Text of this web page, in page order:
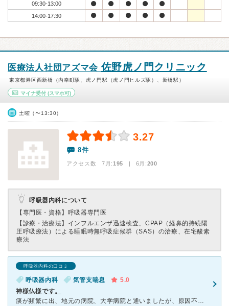
09:30-13:00
14:00-17:30
医療法人社団アズマ会佐野虎ノ門クリニック
東京都港区西新橋（内幸町駅、虎ノ門駅（虎ノ門ヒルズ駅）、新橋駅）
マイナ受付 (スマホ可)
土曜（〜13:30）
3.27
8件
アクセス数 7月:195 | 6月:200
呼吸器内科について
【専門医・資格】 呼吸器専門医
【診療・治療法】 インフルエンザ迅速検査、CPAP（経鼻的持続陽
圧呼吸療法）による睡眠時無呼吸症候群（SAS）の治療、在宅酸素
療法
呼吸器内科の口コミ
呼吸器内科 気管支喘息
5.0
神様仏様です。
痰が頻繁に出、地元の病院、大学病院と通いましたが、原因不明で紹介状を書いてもらい、神にもすがる思いで虎ノ門を訪れました。ネットで検索し、「痰」→「ブロンコレア」→「佐野虎ノ門クリニック」に行き着きまし